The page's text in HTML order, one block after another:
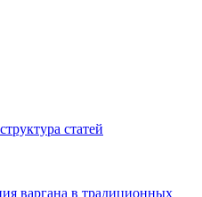
статей
варгана в традиционных